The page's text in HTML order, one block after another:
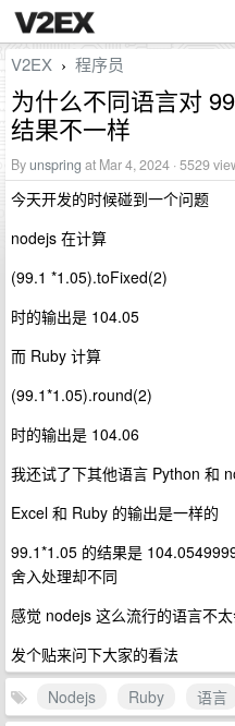
V2EX › 程序员
为什么不同语言对
结果不一样
Byunspring at Mar 4, 2024 · 5529
今天开发的时候碰到一个问题
nodejs 在计算
(99.1 *1.05).toFixed(2)
时的输出是 104.05
而 Ruby 计算
(99.1*1.05).round(2)
时的输出是 104.06
我还试了下其他语言 Python 和
Excel 和 Ruby 的输出是一样的
99.1*1.05 的结果是
舍入处理却不同
感觉 nodejs 这么流行的语言不
发个贴来问下大家的看法
Nodejs
Ruby 语言